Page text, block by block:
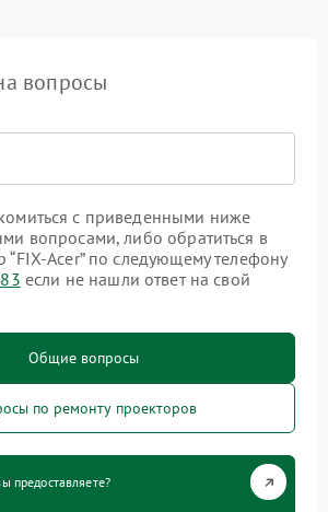
вопросы
с приведенными ниже
вопросами, либо обратиться в
“FIX-Acer” по следующему телефону
если не нашли ответ на свой
Общие вопросы
по ремонту проекторов
предоставляете?